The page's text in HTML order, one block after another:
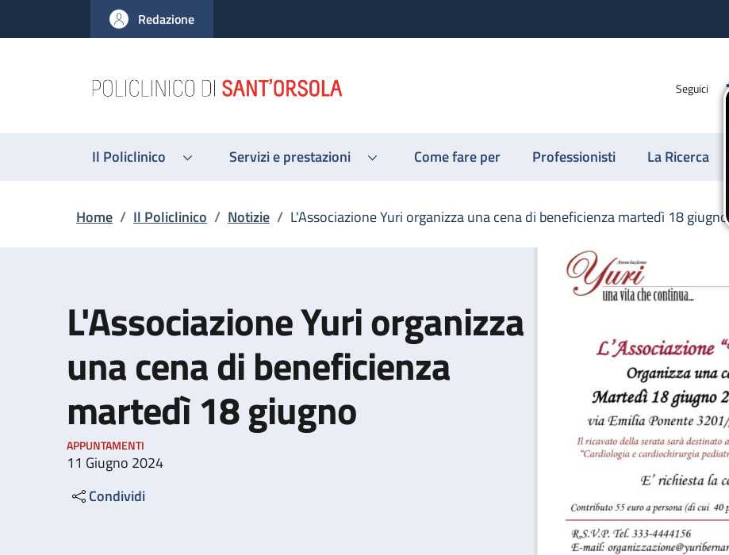
al contenuto principale
to footer content
Redazione
Seguici
Il Policlinico Servizi e prestazioni Come fare per Professionisti La Ricerca
Briciole di pane
Home / Il Policlinico / Notizie / L'Associazione Yuri organizza una cena di beneficienza martedì 18 giugno
L'Associazione Yuri organizza
una cena di beneficienza
martedì 18 giugno
APPUNTAMENTI
11 Giugno 2024
Condividi